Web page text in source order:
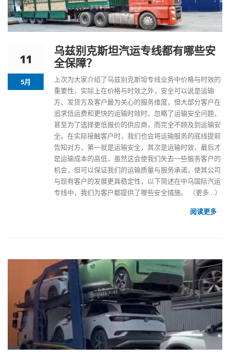
11
5月
乌兹别克斯坦汽运专线都有哪些安
全保障？
上次为大家介绍了乌兹别克斯坦专线业务中价格与时效的
重要性，实际上在价格与时效之外，安全可以说是运输
方、发货方及客户最为关心的服务维度，但大部分客户在
追求低运费和更快的运输时效时，忽略了运输安全问题，
甚至为了选择更低报价的供应商，而完全不顾及到运输安
全。在实际接触客户时，我们也会将运输服务的底线提前
告知对方，第一就是运输安全，其次是运输时效，最后才
是运输成本的高低，虽然这会使我们失去一些服务客户的
机会，但可以保证我们的运输质量与服务承诺，使其公司
与现有客户的发展更具稳定性，以下简述在中乌国际汽运
专线中，我们为客户都提供了哪些安全措施。
（更多…）
阅读更多